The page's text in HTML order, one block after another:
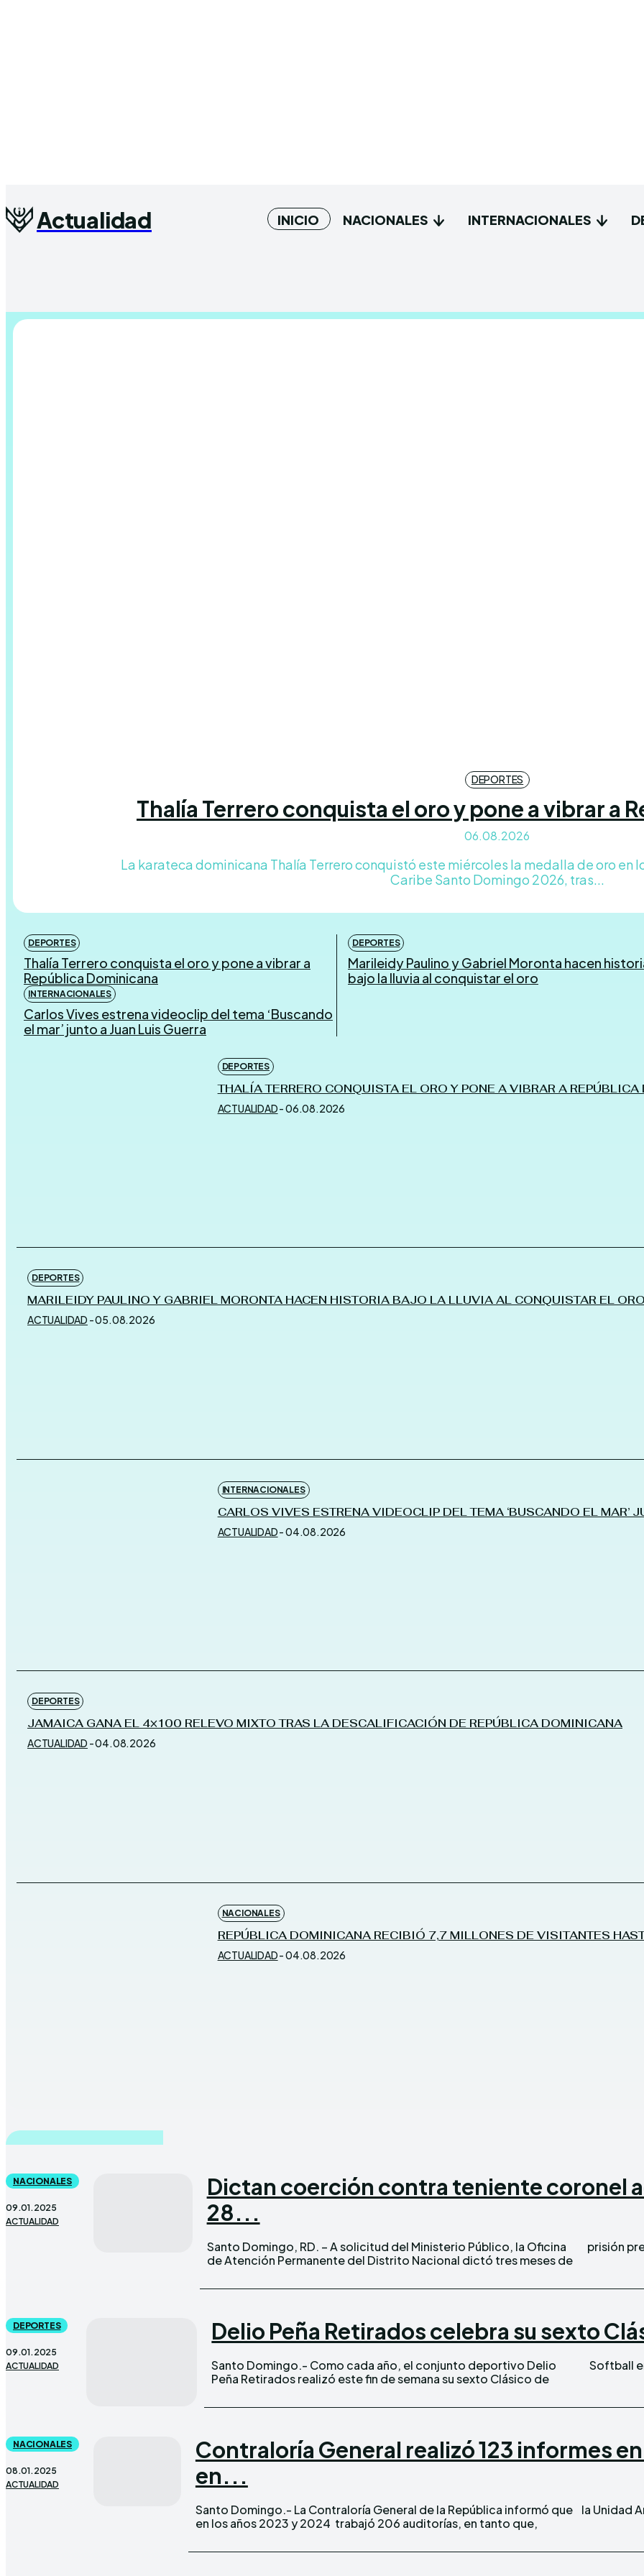
Actualidad INICIO NACIONALES INTERNACIONALES
DEPORTES
Thalía Terrero conquista el oro y pone a vibrar a
06.08.2026
La karateca dominicana Thalía Terrero conquistó este miércoles la medalla de oro en
Caribe Santo Domingo 2026, tras...
DEPORTES
Thalía Terrero conquista el oro y pone a vibrar a
República Dominicana
DEPORTES
Marileidy Paulino y Gabriel Moronta hacen
bajo la lluvia al conquistar el oro
INTERNACIONALES
Carlos Vives estrena videoclip del tema ‘Buscando
el mar’ junto a Juan Luis Guerra
DEPORTES
THALÍA TERRERO CONQUISTA EL ORO Y PONE A VIBRAR A
ACTUALIDAD-06.08.2026
DEPORTES
MARILEIDY PAULINO Y GABRIEL MORONTA HACEN HISTORIA BAJO LA LLUVIA AL CONQUISTAR EL ORO
ACTUALIDAD -05.08.2026
INTERNACIONALES
CARLOS VIVES ESTRENA VIDEOCLIP DEL TEMA ‘BUSCANDO EL MAR’
ACTUALIDAD-04.08.2026
DEPORTES
JAMAICA GANA EL 4×100 RELEVO MIXTO TRAS LA DESCALIFICACIÓN DE REPÚBLICA DOMINICANA
ACTUALIDAD -04.08.2026
NACIONALES
REPÚBLICA DOMINICANA RECIBIÓ 7,7 MILLONES DE VISITANTES
ACTUALIDAD-04.08.2026
NACIONALES
09.01.2025
ACTUALIDAD
Dictan coerción contra teniente coronel
28...
Santo Domingo, RD. – A solicitud del Ministerio Público, la Oficina
de Atención Permanente del Distrito Nacional dictó tres meses de
prisión
DEPORTES
09.01.2025
ACTUALIDAD
Delio Peña Retirados celebra su sexto
Santo Domingo.- Como cada año, el conjunto deportivo Delio
Peña Retirados realizó este fin de semana su sexto Clásico de
Softball
NACIONALES
08.01.2025
ACTUALIDAD
Contraloría General realizó 123 informes
en...
Santo Domingo.- La Contraloría General de la República informó que
en los años 2023 y 2024 trabajó 206 auditorías, en tanto que,
la Unidad